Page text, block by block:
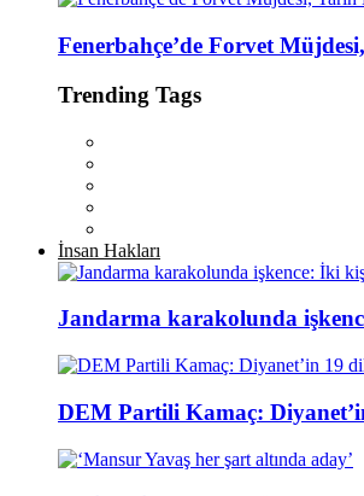
Fenerbahçe’de Forvet
Trending Tags
İnsan Hakları
Jandarma karakolunda
DEM Partili Kamaç: